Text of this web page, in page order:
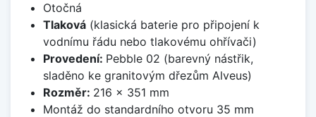
Otočná
Tlaková(klasická baterie pro připojení k
vodnímu řádu nebo tlakovému ohřívači)
Provedení: Pebble 02 (barevný nástřik,
sladěno ke granitovým dřezům Alveus)
Rozměr: 216 x 351 mm
Montáž do standardního otvoru 35 mm